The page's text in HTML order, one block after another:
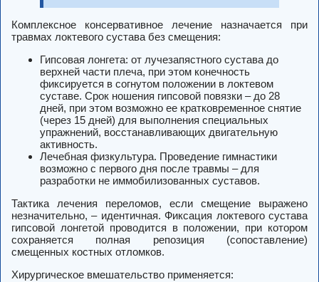
Комплексное консервативное лечение назначается при
травмах локтевого сустава без смещения:
Гипсовая лонгета: от лучезапястного сустава до
верхней части плеча, при этом конечность
фиксируется в согнутом положении в локтевом
суставе. Срок ношения гипсовой повязки – до 28
дней, при этом возможно ее кратковременное снятие
(через 15 дней) для выполнения специальных
упражнений, восстанавливающих двигательную
активность.
Лечебная физкультура. Проведение гимнастики
возможно с первого дня после травмы – для
разработки не иммобилизованных суставов.
Тактика лечения переломов, если смещение выражено
незначительно, – идентичная. Фиксация локтевого сустава
гипсовой лонгетой проводится в положении, при котором
сохраняется полная репозиция (сопоставление)
смещенных костных отломков.
Хирургическое вмешательство применяется: